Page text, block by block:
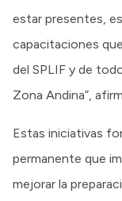
estar presentes,
capacitaciones
del SPLIF y de
Zona Andina”,
Estas iniciativas
permanente que
mejorar la